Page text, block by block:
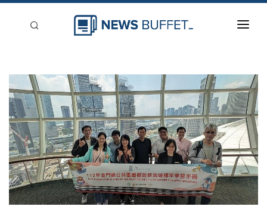
新聞稿分類
登入
刊登